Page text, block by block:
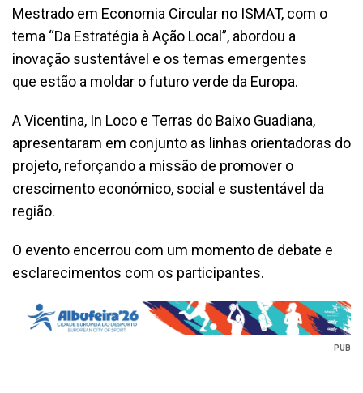
Mestrado em Economia Circular no ISMAT, com o
tema “Da Estratégia à Ação Local”, abordou a
inovação sustentável e os temas emergentes
que estão a moldar o futuro verde da Europa.
A Vicentina, In Loco e Terras do Baixo Guadiana,
apresentaram em conjunto as linhas orientadoras do
projeto, reforçando a missão de promover o
crescimento económico, social e sustentável da
região.
O evento encerrou com um momento de debate e
esclarecimentos com os participantes.
PUB